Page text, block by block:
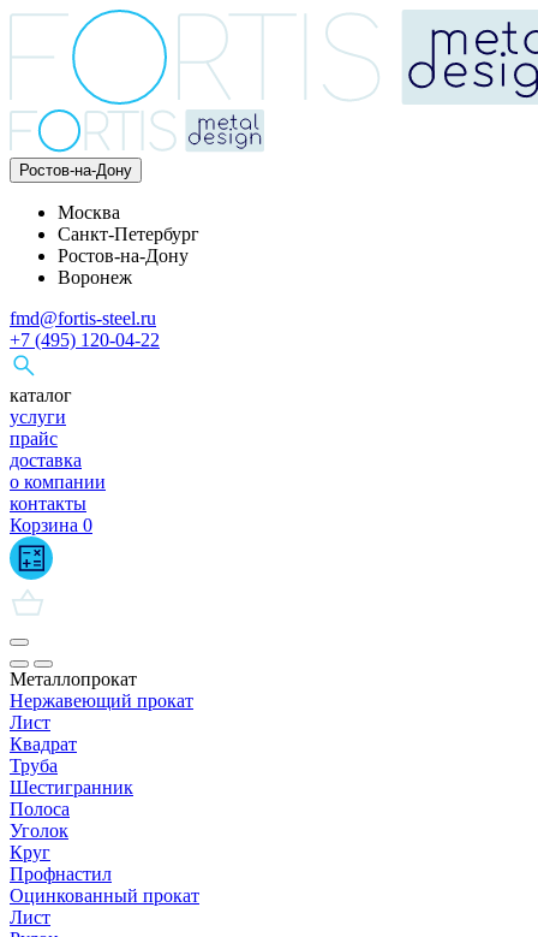
Ростов-на-Дону
Москва
Санкт-Петербург
Ростов-на-Дону
Воронеж
fmd@fortis-steel.ru
+7 (495) 120-04-22
каталог
услуги
прайс
доставка
о компании
контакты
Корзина 0
Металлопрокат
Нержавеющий прокат
Лист
Квадрат
Труба
Шестигранник
Полоса
Уголок
Круг
Профнастил
Оцинкованный прокат
Лист